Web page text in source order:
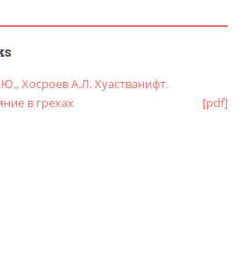
Хосроев А.Л. Хуастванифт.
в грехах
[pdf]